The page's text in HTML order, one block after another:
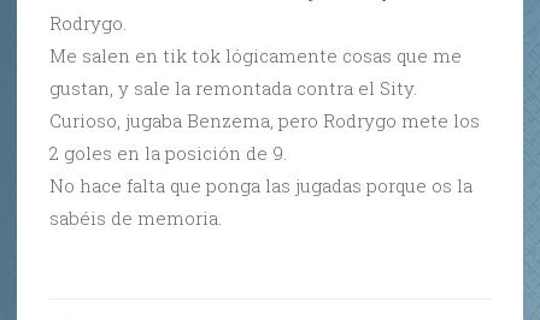
Rodrygo.
Me salen en tik tok lógicamente cosas que me
gustan, y sale la remontada contra el Sity.
Curioso, jugaba Benzema, pero Rodrygo mete los
2 goles en la posición de 9.
No hace falta que ponga las jugadas porque os la
sabéis de memoria.